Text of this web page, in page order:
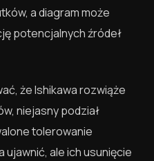
a diagram może
potencjalnych źródeł
że Ishikawa rozwiąże
niejasny podział
tolerowanie
ale ich usunięcie